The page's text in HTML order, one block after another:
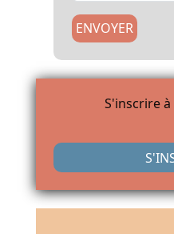
ENVOYER
S'inscrire